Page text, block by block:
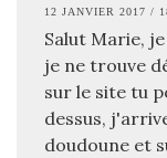
12 JANVIER 2017 /
Salut Marie,
je ne trouve
sur le site tu
dessus,
doudoune et